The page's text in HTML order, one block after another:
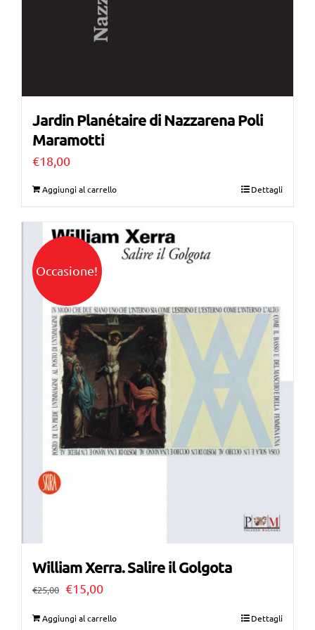
Jardin Planétaire di Nazzarena Poli
Maramotti
€18,00
Aggiungi al carrello Dettagli
Occasione!
William Xerra. Salire il Golgota
€25,00 Il
€15,00Il
Aggiungi al carrello Dettagli